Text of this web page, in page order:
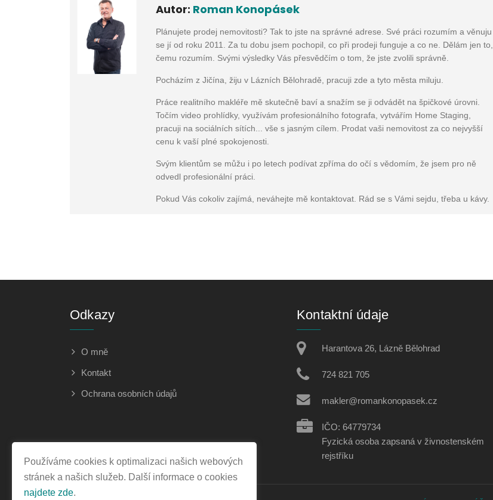
Autor: Roman Konopásek
Plánujete prodej nemovitosti? Tak to jste na správné adrese. Své práci rozumím a věnuju
se jí od roku 2011. Za tu dobu jsem pochopil, co při prodeji funguje a co ne. Dělám jen to,
čemu rozumím. Svými výsledky Vás přesvědčím o tom, že jste zvolili správně.
Pocházím z Jičína, žiju v Lázních Bělohradě, pracuji zde a tyto města miluju.
Práce realitního makléře mě skutečně baví a snažím se ji odvádět na špičkové úrovni.
Točím video prohlídky, využívám profesionálního fotografa, vytvářím Home Staging,
pracuji na sociálních sítích... vše s jasným cílem. Prodat vaši nemovitost za co nejvyšší
cenu k vaší plné spokojenosti.
Svým klientům se můžu i po letech podívat zpříma do očí s vědomím, že jsem pro ně
odvedl profesionální práci.
Pokud Vás cokoliv zajímá, neváhejte mě kontaktovat. Rád se s Vámi sejdu, třeba u kávy.
Odkazy
O mně
Kontakt
Ochrana osobních údajů
Kontaktní údaje
Harantova 26, Lázně Bělohrad
724 821 705
makler@romankonopasek.cz
IČO: 64779734
Fyzická osoba zapsaná v živnostenském
rejstříku
Používáme cookies k optimalizaci našich webových
stránek a našich služeb. Další informace o cookies
najdete zde.